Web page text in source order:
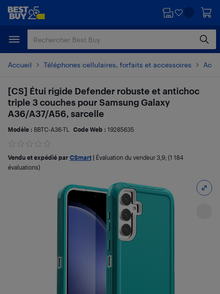
Passer
principal
Passer
Accueil Téléphones cellulaires, forfaits et accessoires
[CS] Étui rigide Defender robuste et antichoc
triple 3 couches pour Samsung Galaxy
A36/A37/A56, sarcelle
Modèle : BBTC-A36-TL Code Web : 19285635
Vendu et expédié par CSmart Évaluation du vendeur 3,9; (1 184
évaluations)